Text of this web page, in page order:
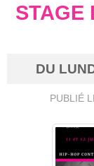
STAGE
DU
PUBLIÉ